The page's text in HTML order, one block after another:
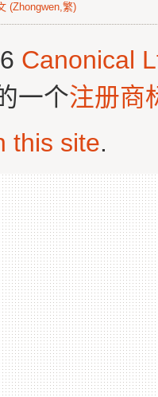
(Zhongwen,繁)
Canonical
一个注册商
this site.